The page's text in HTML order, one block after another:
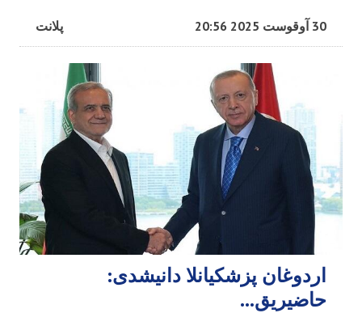
پلانت 30 آوقوست 2025 20:56
اردوغان پزشکیانلا دانیشدی:
حاضیریق...